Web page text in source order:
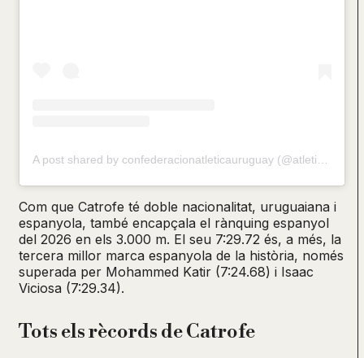
Com que Catrofe té doble nacionalitat, uruguaiana i
espanyola, també encapçala el rànquing espanyol
del 2026 en els 3.000 m. El seu 7:29.72 és, a més, la
tercera millor marca espanyola de la història, només
superada per Mohammed Katir (7:24.68) i Isaac
Viciosa (7:29.34).
Tots els rècords de Catrofe